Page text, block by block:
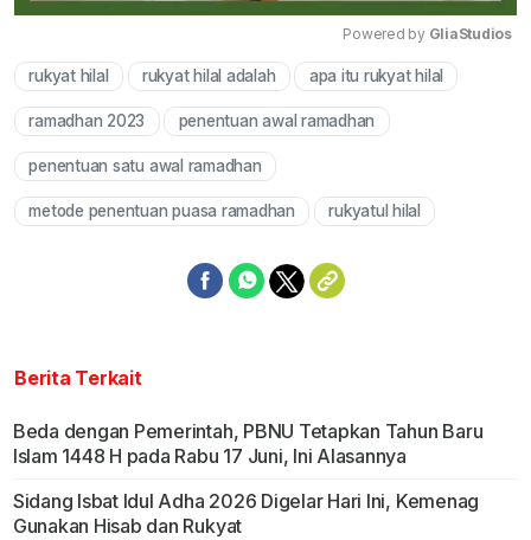
Mute
Powered by GliaStudios
rukyat hilal rukyat hilal adalah apa itu rukyat hilal
ramadhan 2023 penentuan awal ramadhan
penentuan satu awal ramadhan
metode penentuan puasa ramadhan rukyatul hilal
Berita Terkait
Beda dengan Pemerintah, PBNU Tetapkan Tahun Baru
Islam 1448 H pada Rabu 17 Juni, Ini Alasannya
Sidang Isbat Idul Adha 2026 Digelar Hari Ini, Kemenag
Gunakan Hisab dan Rukyat